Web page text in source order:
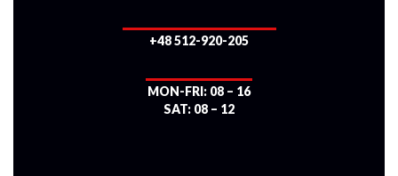
+48 512-920-205
MON-FRI: 08 – 16
SAT: 08 – 12